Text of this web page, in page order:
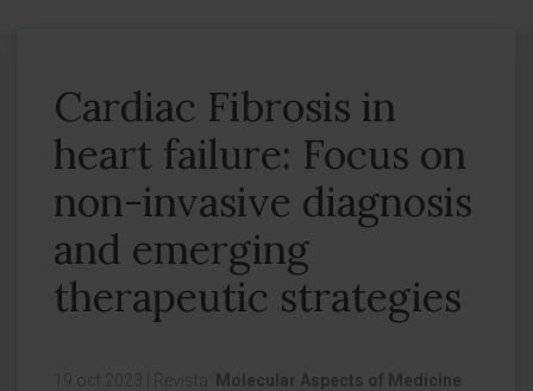
Cardiac Fibrosis in
heart failure: Focus on
non-invasive diagnosis
and emerging
therapeutic strategies
19 oct 2023 Revista: Molecular Aspects of Medicine